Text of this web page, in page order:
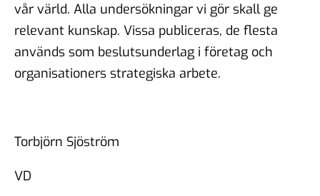
vår värld. Alla undersökningar vi gör skall ge
relevant kunskap. Vissa publiceras, de flesta
används som beslutsunderlag i företag och
organisationers strategiska arbete.
Torbjörn Sjöström
VD